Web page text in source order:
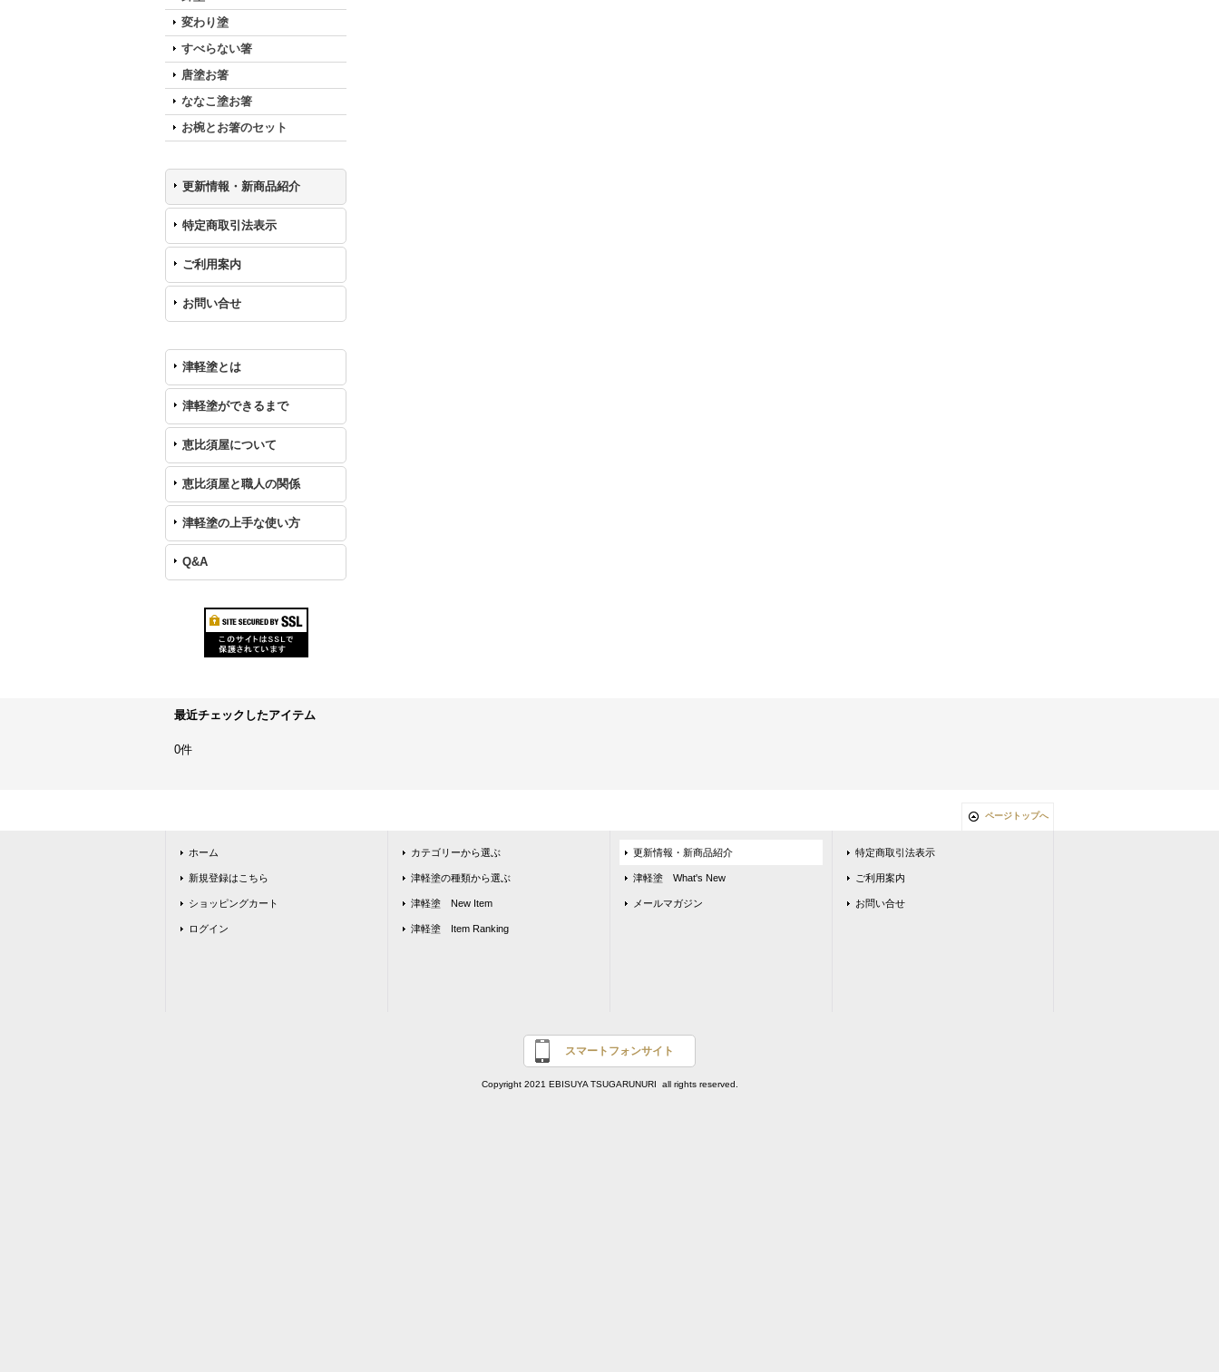
変わり塗
すべらない箸
唐塗お箸
ななこ塗お箸
お椀とお箸のセット
更新情報・新商品紹介
特定商取引法表示
ご利用案内
お問い合せ
津軽塗とは
津軽塗ができるまで
恵比須屋について
恵比須屋と職人の関係
津軽塗の上手な使い方
Q&A
最近チェックしたアイテム
0件
ページトップへ
ホーム
新規登録はこちら
ショッピングカート
ログイン
カテゴリーから選ぶ
津軽塗の種類から選ぶ
津軽塗 New Item
津軽塗 Item Ranking
更新情報・新商品紹介
津軽塗 What's New
メールマガジン
特定商取引法表示
ご利用案内
お問い合せ
スマートフォンサイト
Copyright 2021 EBISUYA TSUGARUNURI all rights reserved.